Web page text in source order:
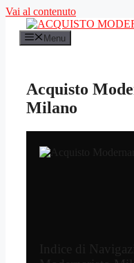
Vai al contenuto
Menu
Acquisto
Milano
Indice di